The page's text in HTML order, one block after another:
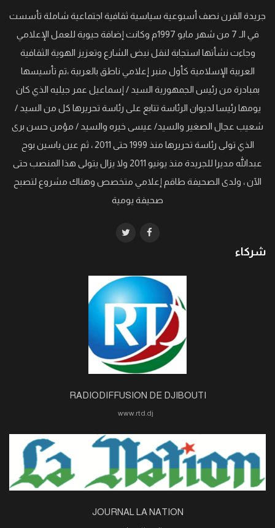
جريدة القرن نصف أسبوعية سياسية ثقافية اجتماعية شاملة تأسست
في الـ 7 من شهر مايو 1997م وكانت إضافة حيوية للعمل الإعلامي
وجاءت نشأتها استجابة لنقل نبض الشارع وتعزيز الهوية الثقافية
العربية الإسلامية كأول منبر إعلامي ناطق بالعربية ،تم تأسيسها
بمبادرة من رئيس الجمهورية السيد / إسماعيل عمر جيليه الذي كان
يومها رئيسا لديوان الرئاسة تتابع على رئاسة تحريرها كل من السيد /
شعيب عجال الصغير والسيد/ عيسى خيره والسيد / مؤمن حسن برى
الذي تولى رئاسة تحريرها منذ 1999 حتى 2011 ، ثم عين ياسين بوح
عبدالله مديرا للجريدة منذ يونيو 2011 ولا يزال يتولى هذا المنصب حتى
الآن ، ولدى الصحيفة طاقم إعلامي متخصص وهناك مشروع لتصبح
صحيفة يومية
شركاء
RADIODIFFUSION DE DJIBOUTI
JOURNAL LA NATION